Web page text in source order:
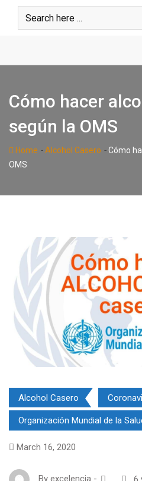
Cómo hacer
según la OMS
Home -Alcohol Casero -Cómo
OMS
Alcohol Casero
Organización Mundial de la
March 16, 2020